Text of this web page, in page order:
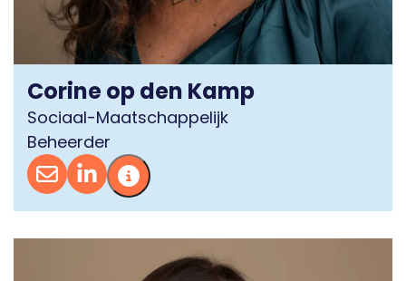
Corine op den Kamp
Sociaal-Maatschappelijk
Beheerder